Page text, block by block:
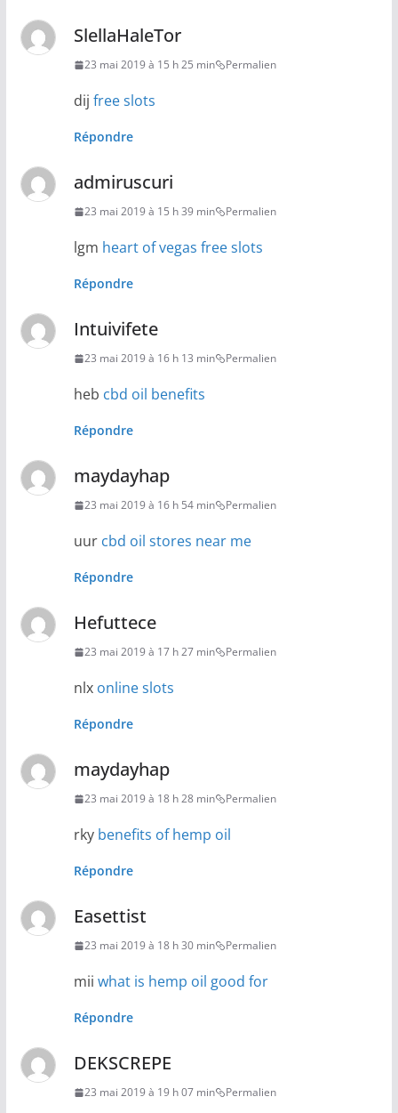
SlellaHaleTor
23 mai 2019 à 15 h 25 min Permalien
dij free slots
Répondre
admiruscuri
23 mai 2019 à 15 h 39 min Permalien
lgm heart of vegas free slots
Répondre
Intuivifete
23 mai 2019 à 16 h 13 min Permalien
heb cbd oil benefits
Répondre
maydayhap
23 mai 2019 à 16 h 54 min Permalien
uur cbd oil stores near me
Répondre
Hefuttece
23 mai 2019 à 17 h 27 min Permalien
nlx online slots
Répondre
maydayhap
23 mai 2019 à 18 h 28 min Permalien
rky benefits of hemp oil
Répondre
Easettist
23 mai 2019 à 18 h 30 min Permalien
mii what is hemp oil good for
Répondre
DEKSCREPE
23 mai 2019 à 19 h 07 min Permalien